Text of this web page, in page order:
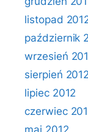
listopad
październik
wrzesień
sierpień 2012
lipiec 2012
czerwiec
maj 2012